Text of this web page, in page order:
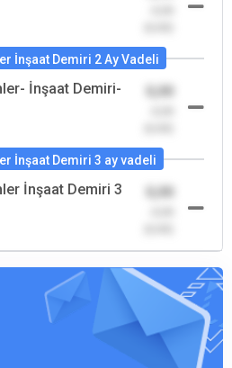
İnşaat Demiri 2 Ay Vadeli
İnşaat Demiri-
0,00
İnşaat Demiri 3 ay vadeli
İnşaat Demiri 3
0,00